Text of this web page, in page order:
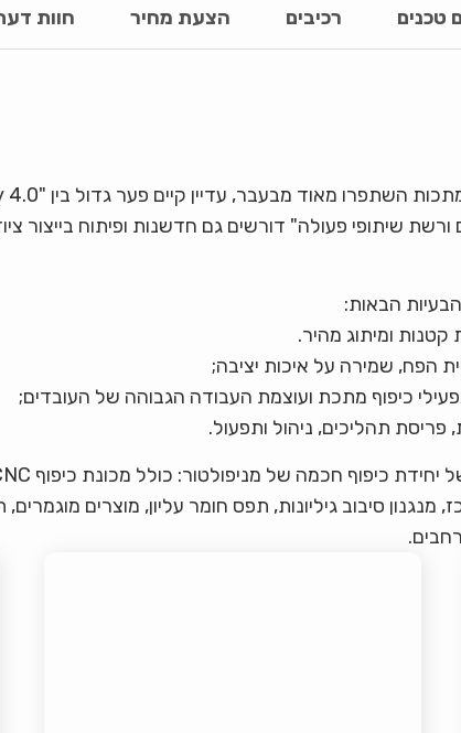
טכנים רכיבים הצעת מחיר חוות דעת
שיתופי פעולה" דורשים גם חדשנות ופיתוח בייצור
הבאות:
מנגנון סיבוב גיליונות, תפס חומר עליון, מוצרים